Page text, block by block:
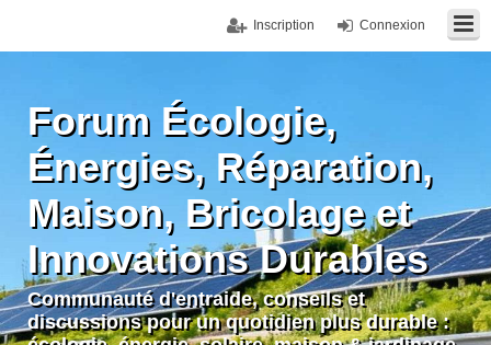
Connexion
Inscription
Forum Écologie,
Énergies, Réparation,
Maison, Bricolage et
Innovations Durables
Communauté d'entraide, conseils et
discussions pour un quotidien plus durable :